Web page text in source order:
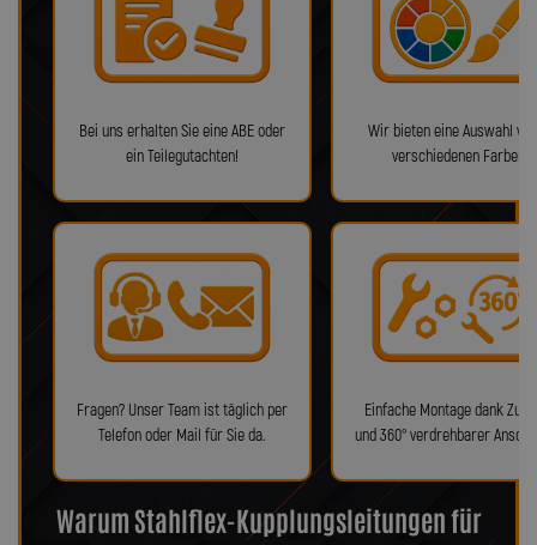
Bei uns erhalten Sie eine ABE oder
ein Teilegutachten!
Wir bieten eine Auswahl
verschiedenen Farben!
Fragen? Unser Team ist täglich per
Telefon oder Mail für Sie da.
Einfache Montage dank
und 360° verdrehbarer
Warum Stahlflex-Kupplungsleitungen für